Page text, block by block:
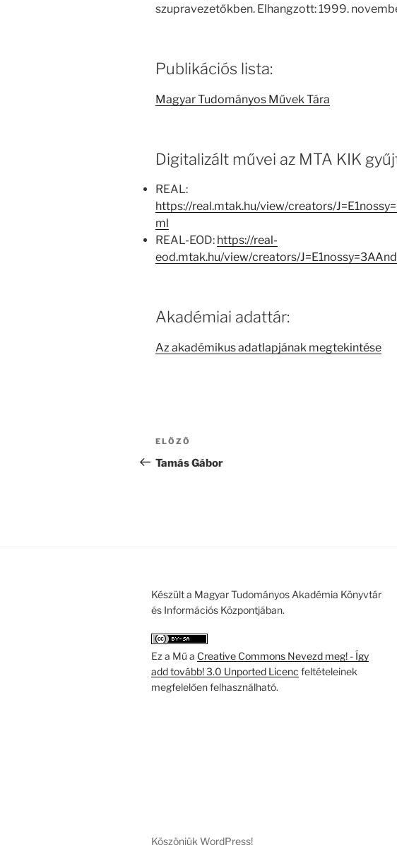
szupravezetőkben. Elhangzott: 1999.
Publikációs lista:
Magyar Tudományos Művek Tára
Digitalizált művei az MTA KIK
REAL:
https://real.mtak.hu/view/creators/
ml
REAL-EOD: https://real-
eod.mtak.hu/view/creators/
Akadémiai adattár:
Az akadémikus adatlapjának megtekintése
Bejegyzés
navigáció
Korábbi
bejegyzés
ELŐZŐ
Tamás Gábor
Készült a Magyar Tudományos Akadémia Könyvtár
és Információs Központjában.
Ez a Mű a Creative Commons Nevezd meg! - Így
add tovább! 3.0 Unported Licenc feltételeinek
megfelelően felhasználható.
Köszönjük WordPress!